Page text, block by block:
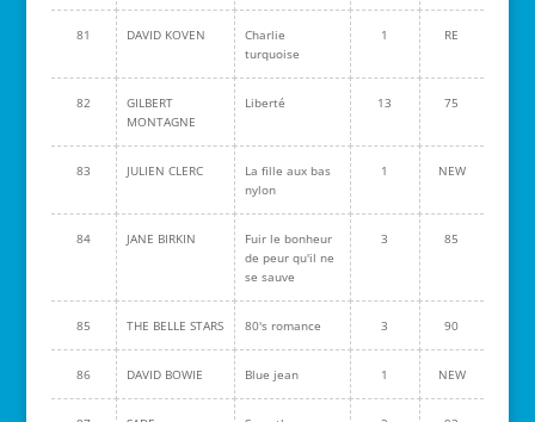
81 DAVID KOVEN
Charlie
turquoise
1 RE
82
GILBERT
MONTAGNE
Liberté 13 75
83 JULIEN CLERC
La fille aux bas
nylon
1 NEW
84 JANE BIRKIN
Fuir le bonheur
de peur qu'il ne
se sauve
3 85
85 THE BELLE STARS 80's romance 3 90
86 DAVID BOWIE Blue jean 1 NEW